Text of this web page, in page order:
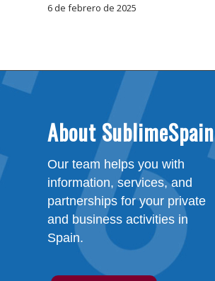
6 de febrero de 2025
About SublimeSpain
Our team helps you with
information, services, and
partnerships for your private
and business activities in
Spain.